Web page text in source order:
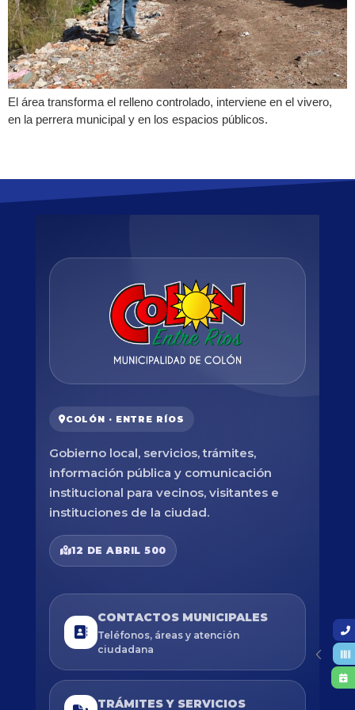
El área transforma el relleno controlado, interviene en el vivero,
en la perrera municipal y en los espacios públicos.
COLÓN · ENTRE RÍOS
Gobierno local, servicios, trámites,
información pública y comunicación
institucional para vecinos, visitantes e
instituciones de la ciudad.
12 DE ABRIL 500
CONTACTOS MUNICIPALES
Teléfonos, áreas y atención
ciudadana
TRÁMITES Y SERVICIOS